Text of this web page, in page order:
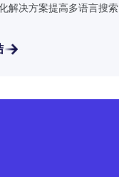
解决方案提高多语言搜索